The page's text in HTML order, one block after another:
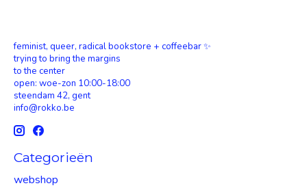
feminist, queer, radical bookstore + coffeebar ✨
trying to bring the margins
to the center
open: woe-zon 10:00-18:00
steendam 42, gent
info@rokko.be
Categorieën
webshop